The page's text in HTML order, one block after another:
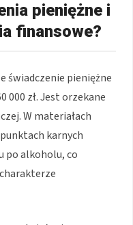
pieniężne i
finansowe?
świadczenie pieniężne
000 zł. Jest orzekane
W materiałach
karnych
po alkoholu, co